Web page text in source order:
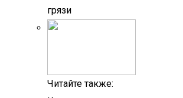
грязи
Читайте также: